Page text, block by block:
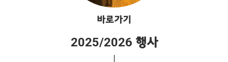
바로가기
2025/2026 행사